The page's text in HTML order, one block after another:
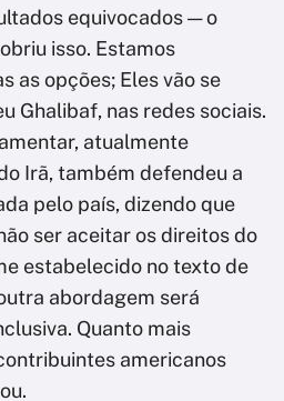
equivocados — o
isso. Estamos
as opções; Eles vão se
Ghalibaf, nas redes sociais.
atualmente
Irã, também defendeu a
pelo país, dizendo que
ser aceitar os direitos do
estabelecido no texto de
abordagem será
Quanto mais
americanos